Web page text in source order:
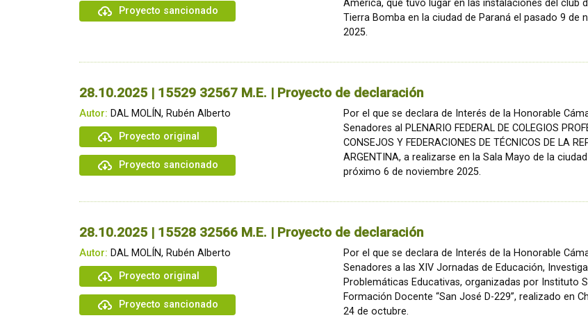
Proyecto sancionado
América, que tuvo lugar en las instalaciones del club
Tierra Bomba en la ciudad de Paraná el pasado 9 de
2025.
28.10.2025 | 15529 32567 M.E. | Proyecto de declaración
Autor: DAL MOLÍN, Rubén Alberto
Proyecto original
Proyecto sancionado
Por el que se declara de Interés de la Honorable
Senadores al PLENARIO FEDERAL DE COLEGIOS
CONSEJOS Y FEDERACIONES DE TÉCNICOS DE LA
ARGENTINA, a realizarse en la Sala Mayo de la
próximo 6 de noviembre 2025.
28.10.2025 | 15528 32566 M.E. | Proyecto de declaración
Autor: DAL MOLÍN, Rubén Alberto
Proyecto original
Proyecto sancionado
Por el que se declara de Interés de la Honorable
Senadores a las XIV Jornadas de Educación,
Problemáticas Educativas, organizadas por Instituto
Formación Docente “San José D-229”, realizado en
24 de octubre.